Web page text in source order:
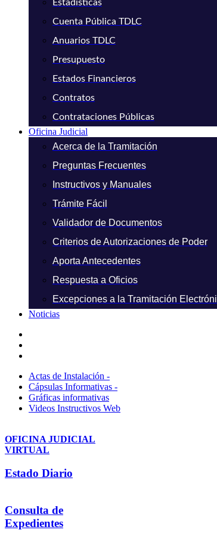
Estadísticas
Cuenta Pública TDLC
Anuarios TDLC
Presupuesto
Estados Financieros
Contratos
Contrataciones Públicas
Oficina Judicial
Acerca de la Tramitación
Preguntas Frecuentes
Instructivos y Manuales
Trámite Fácil
Validador de Documentos
Criterios de Autorizaciones de Poder
Aporta Antecedentes
Respuesta a Oficios
Excepciones a la Tramitación
Noticias
Actas de Instalación -
Cápsulas Informativas -
Gráficas informativas
Videos Instructivos Web
OFICINA JUDICIAL
VIRTUAL
Estado Diario
Consulta de
Expedientes